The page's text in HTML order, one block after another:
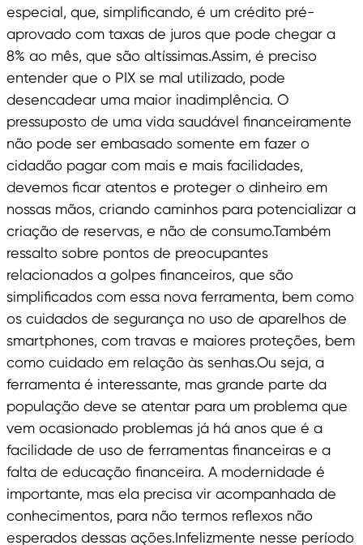
especial, que, simplificando, é um crédito pré-
aprovado com taxas de juros que pode chegar a
8% ao mês, que são altíssimas.Assim, é preciso
entender que o PIX se mal utilizado, pode
desencadear uma maior inadimplência. O
pressuposto de uma vida saudável financeiramente
não pode ser embasado somente em fazer o
cidadão pagar com mais e mais facilidades,
devemos ficar atentos e proteger o dinheiro em
nossas mãos, criando caminhos para potencializar a
criação de reservas, e não de consumo.Também
ressalto sobre pontos de preocupantes
relacionados a golpes financeiros, que são
simplificados com essa nova ferramenta, bem como
os cuidados de segurança no uso de aparelhos de
smartphones, com travas e maiores proteções, bem
como cuidado em relação às senhas.Ou seja, a
ferramenta é interessante, mas grande parte da
população deve se atentar para um problema que
vem ocasionado problemas já há anos que é a
facilidade de uso de ferramentas financeiras e a
falta de educação financeira. A modernidade é
importante, mas ela precisa vir acompanhada de
conhecimentos, para não termos reflexos não
esperados dessas ações.Infelizmente nesse período